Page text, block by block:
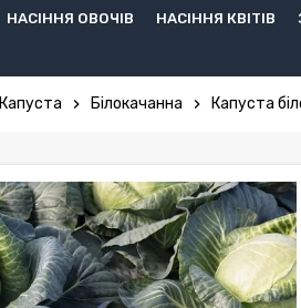
НАСІННЯ ОВОЧІВ НАСІННЯ КВІТІВ
Капуста chevron_right Білокачанна chevron_right Капуста